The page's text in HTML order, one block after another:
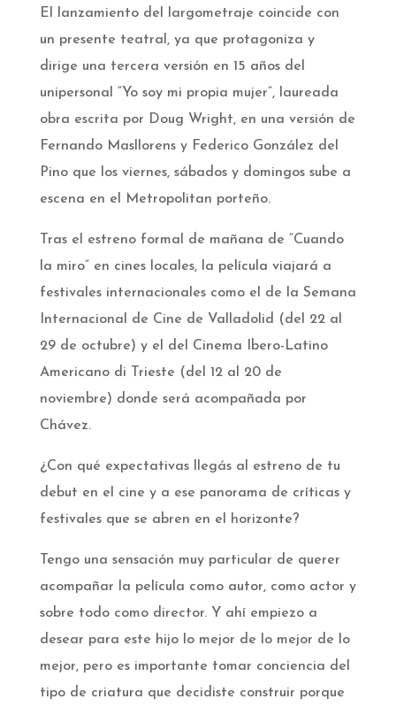
El lanzamiento del largometraje coincide con
un presente teatral, ya que protagoniza y
dirige una tercera versión en 15 años del
unipersonal “Yo soy mi propia mujer”, laureada
obra escrita por Doug Wright, en una versión de
Fernando Masllorens y Federico González del
Pino que los viernes, sábados y domingos sube a
escena en el Metropolitan porteño.
Tras el estreno formal de mañana de “Cuando
la miro” en cines locales, la película viajará a
festivales internacionales como el de la Semana
Internacional de Cine de Valladolid (del 22 al
29 de octubre) y el del Cinema Ibero-Latino
Americano di Trieste (del 12 al 20 de
noviembre) donde será acompañada por
Chávez.
¿Con qué expectativas llegás al estreno de tu
debut en el cine y a ese panorama de críticas y
festivales que se abren en el horizonte?
Tengo una sensación muy particular de querer
acompañar la película como autor, como actor y
sobre todo como director. Y ahí empiezo a
desear para este hijo lo mejor de lo mejor de lo
mejor, pero es importante tomar conciencia del
tipo de criatura que decidiste construir porque